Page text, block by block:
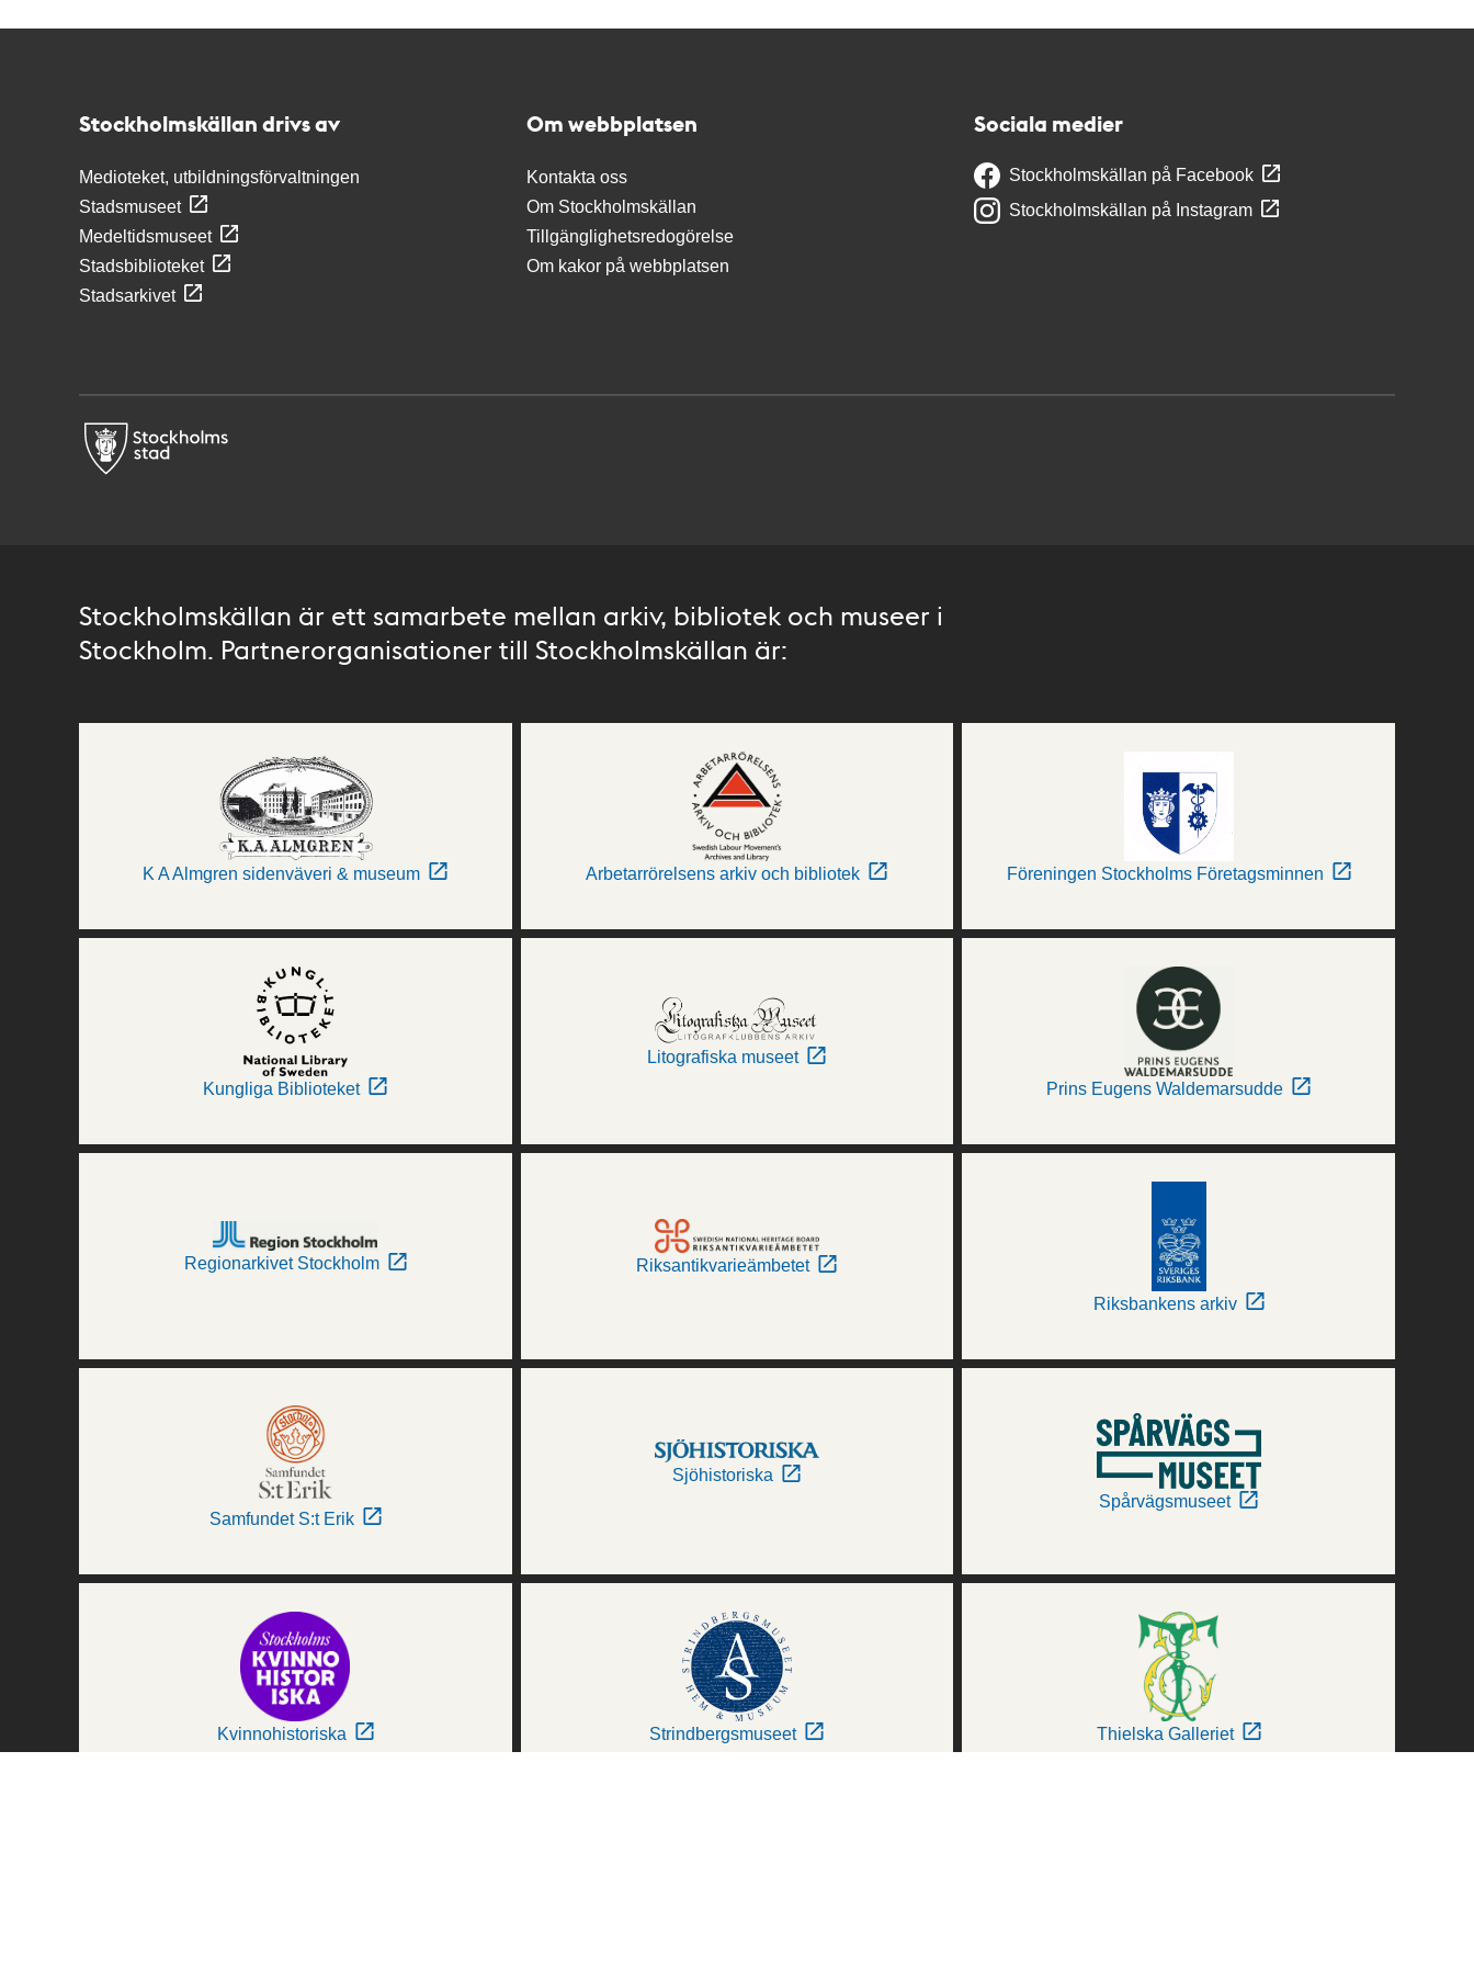
Stockholmskällan drivs av
Medioteket, utbildningsförvaltningen
Stadsmuseet
Medeltidsmuseet
Stadsbiblioteket
Stadsarkivet
Om webbplatsen
Kontakta oss
Om Stockholmskällan
Tillgänglighetsredogörelse
Om kakor på webbplatsen
Sociala medier
Stockholmskällan på Facebook
Stockholmskällan på Instagram
Stockholmskällan är ett samarbete mellan arkiv, bibliotek och museer i
Stockholm. Partnerorganisationer till Stockholmskällan är:
K A Almgren sidenväveri & museum Arbetarrörelsens arkiv och bibliotek Föreningen Stockholms Företagsminnen
Kungliga Biblioteket
Litografiska museet
Prins Eugens Waldemarsudde
Regionarkivet Stockholm Riksantikvarieämbetet
Riksbankens arkiv
Samfundet S:t Erik
Sjöhistoriska
Spårvägsmuseet
Kvinnohistoriska Strindbergsmuseet Thielska Galleriet